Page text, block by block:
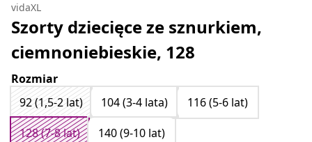
vidaXL
Szorty dziecięce ze sznurkiem,
ciemnoniebieskie, 128
Rozmiar
92 (1,5-2 lat)
104 (3-4 lata)
116 (5-6 lat)
128 (7-8 lat)
140 (9-10 lat)